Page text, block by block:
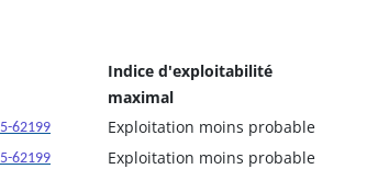
Indice d'exploitabilité
maximal
62199
Exploitation moins probable
62199
Exploitation moins probable